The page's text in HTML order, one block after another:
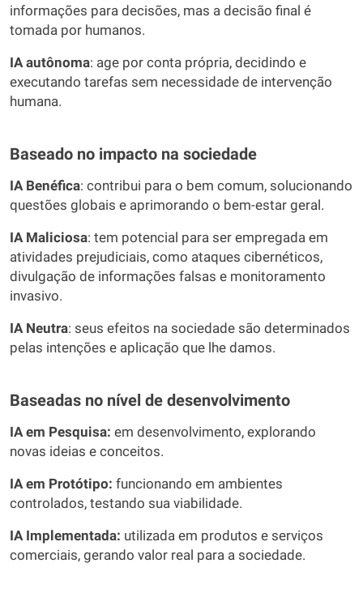
informações para decisões, mas a decisão final é
tomada por humanos.
IA autônoma: age por conta própria, decidindo e
executando tarefas sem necessidade de intervenção
humana.
Baseado no impacto na sociedade
IA Benéfica: contribui para o bem comum, solucionando
questões globais e aprimorando o bem-estar geral.
IA Maliciosa: tem potencial para ser empregada em
atividades prejudiciais, como ataques cibernéticos,
divulgação de informações falsas e monitoramento
invasivo.
IA Neutra: seus efeitos na sociedade são determinados
pelas intenções e aplicação que lhe damos.
Baseadas no nível de desenvolvimento
IA em Pesquisa: em desenvolvimento, explorando
novas ideias e conceitos.
IA em Protótipo: funcionando em ambientes
controlados, testando sua viabilidade.
IA Implementada: utilizada em produtos e serviços
comerciais, gerando valor real para a sociedade.